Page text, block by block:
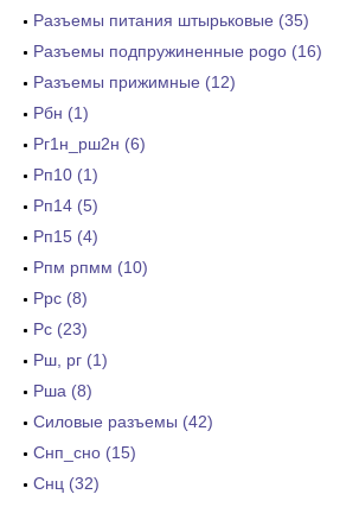
Разъемы питания штырьковые (35)
Разъемы подпружиненные pogo (16)
Разъемы прижимные (12)
Рбн (1)
Рг1н_рш2н (6)
Рп10 (1)
Рп14 (5)
Рп15 (4)
Рпм рпмм (10)
Ррс (8)
Рс (23)
Рш, рг (1)
Рша (8)
Силовые разъемы (42)
Снп_сно (15)
Снц (32)